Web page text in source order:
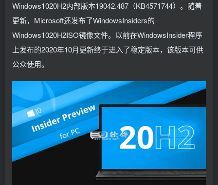
Windows1020H2内部版本19042.487（KB4571744）。随着
更新，Microsoft还发布了WindowsInsiders的
Windows1020H2ISO镜像文件。以前在WindowsInsider程序
上发布的2020年10月更新终于进入了稳定版本，该版本可供
公众使用。